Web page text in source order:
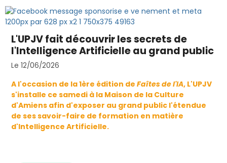
L'UPJV fait découvrir les secrets de
l'Intelligence Artificielle au grand public
Le 12/06/2026
A l'occasion de la 1ère édition de Faîtes de l'IA, L'UPJV
s'installe ce samedi à la Maison de la Culture
d'Amiens afin d'exposer au grand public l'étendue
de ses savoir-faire de formation en matière
d'Intelligence Artificielle.